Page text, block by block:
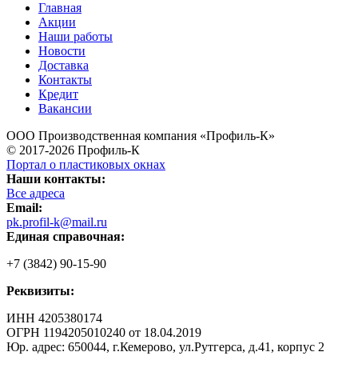
Главная
Акции
Наши работы
Новости
Доставка
Контакты
Кредит
Вакансии
ООО Производственная компания «Профиль-К»
© 2017-2026 Профиль-К
Портал о пластиковых окнах
Наши контакты:
Все адреса
Email:
pk.profil-k@mail.ru
Единая справочная:
+7 (3842) 90-15-90
Реквизиты:
ИНН 4205380174
ОГРН 1194205010240 от 18.04.2019
Юр. адрес: 650044, г.Кемерово, ул.Рутгерса, д.41, корпус 2